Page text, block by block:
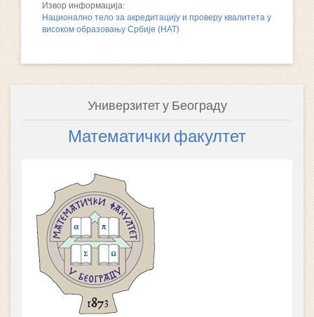
Извор информација:
Национално тело за акредитацију и проверу квалитета у
високом образовању Србије (НАТ)
Универзитет у Београду
Математички факултет